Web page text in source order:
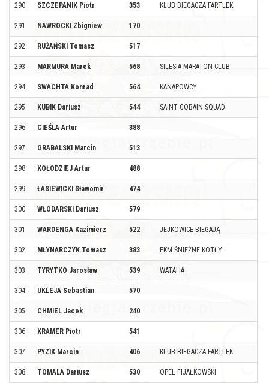
290 SZCZEPANIK Piotr 353 KLUB BIEGACZA FARTLEK
291 NAWROCKI Zbigniew 170
292 RUŻAŃSKI Tomasz 517
293 MARMURA Marek 568 SILESIA MARATON CLUB
294 SWACHTA Konrad 564 KANAPOWCY
295 KUBIK Dariusz 544 SAINT GOBAIN SQUAD
296 CIEŚLA Artur 388
297 GRABALSKI Marcin 513
298 KOŁODZIEJ Artur 488
299 ŁASIEWICKI Sławomir 474
300 WŁODARSKI Dariusz 579
301 WARDENGA Kazimierz 522 JEJKOWICE BIEGAJĄ
302 MŁYNARCZYK Tomasz 383 PKM ŚNIEŻNE KOTŁY
303 TYRYTKO Jarosław 539 WATAHA
304 UKLEJA Sebastian 570
305 CHMIEL Jacek 240
306 KRAMER Piotr 541
307 PYZIK Marcin 406 KLUB BIEGACZA FARTLEK
308 TOMALA Dariusz 530 OPEL FIJAŁKOWSKI